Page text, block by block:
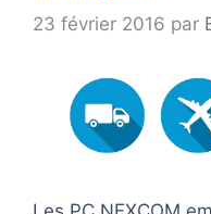
23 février 2016 par